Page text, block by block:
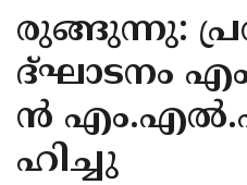
രുങ്ങുന്നു:
ദ്ഘാടനം
ൻ
ഹിച്ചു